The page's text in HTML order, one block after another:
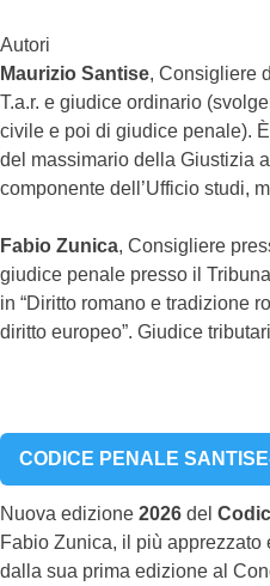
Autori
Maurizio Santise, Consigliere
T.a.r. e giudice ordinario
civile e poi di giudice penale).
del massimario della Giustizia
componente dell’Ufficio studi,
Fabio Zunica, Consigliere
giudice penale presso il
in “Diritto romano e tradizione
diritto europeo”. Giudice
CODICE PENALE
Nuova edizione 2026 del
Fabio Zunica, il più apprezzato
dalla sua prima edizione al